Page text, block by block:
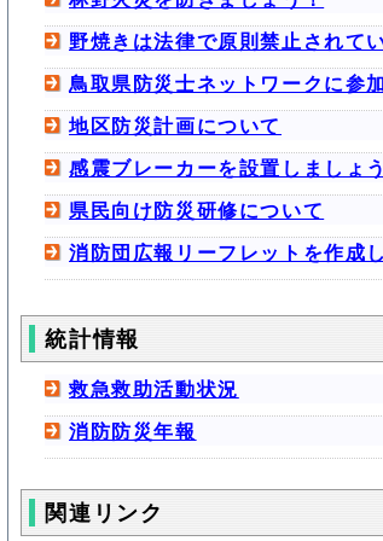
野焼きは法律で原則禁止されて
鳥取県防災士ネットワークに参
地区防災計画について
感震ブレーカーを設置しましょう
県民向け防災研修について
消防団広報リーフレットを作成
統計情報
救急救助活動状況
消防防災年報
関連リンク